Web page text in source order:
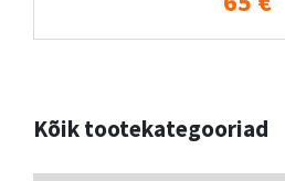
Kõik tootekategooriad